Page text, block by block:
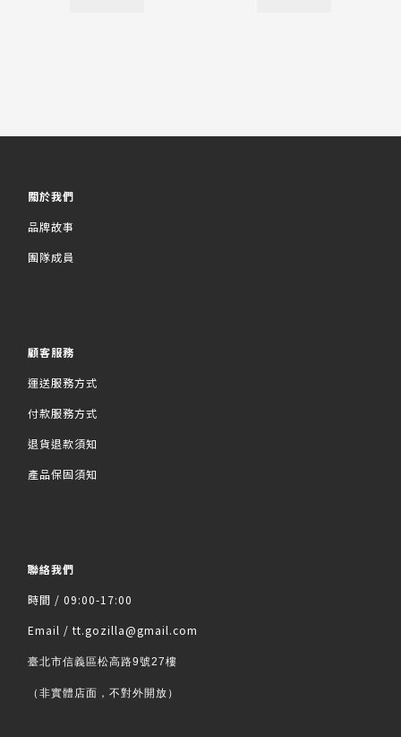
關於我們
品牌故事
團隊成員
顧客服務
運送服務方式
付款服務方式
退貨退款須知
產品保固須知
聯絡我們
時間 / 09:00-17:00
Email / tt.gozilla@gmail.com
臺北市信義區松高路9號27樓
（非實體店面，不對外開放）